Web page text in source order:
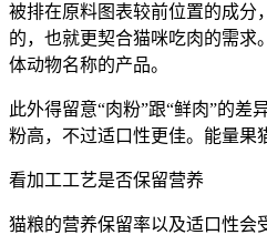
被排在原料图表较前位置的成分
的，也就更契合猫咪吃肉的需求
体动物名称的产品。
此外得留意“肉粉”跟“鲜肉”的
粉高，不过适口性更佳。能量果
看加工工艺是否保留营养
猫粮的营养保留率以及适口性会